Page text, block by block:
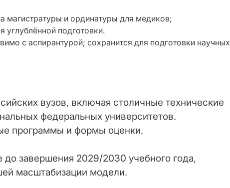
магистратуры и ординатуры для медиков;
углублённой подготовки.
с аспирантурой; сохранится для подготовки научных
вузов, включая столичные технические
федеральных университетов.
программы и формы оценки.
завершения 2029/2030 учебного года,
масштабизации модели.